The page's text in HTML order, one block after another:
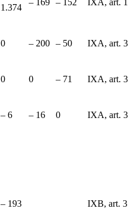
1.374
0 – 200 – 50 IXA, art. 3
0 0 – 71 IXA, art. 3
– 6 – 16 0 IXA, art. 3
– 193 IXB, art. 3